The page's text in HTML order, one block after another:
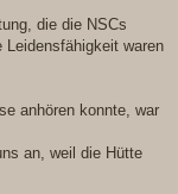
die die NSCs
waren
anhören konnte, war
an, weil die Hütte